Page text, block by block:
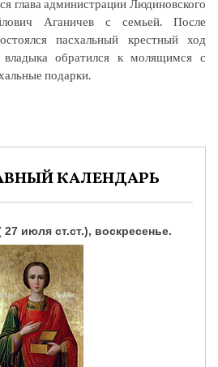
глава администрации Людиновского
Аганичев с семьей. После
пасхальный крестный ход
обратился к молящимся с
подарки.
КАЛЕНДАРЬ
27 июля ст.ст.), воскресенье.